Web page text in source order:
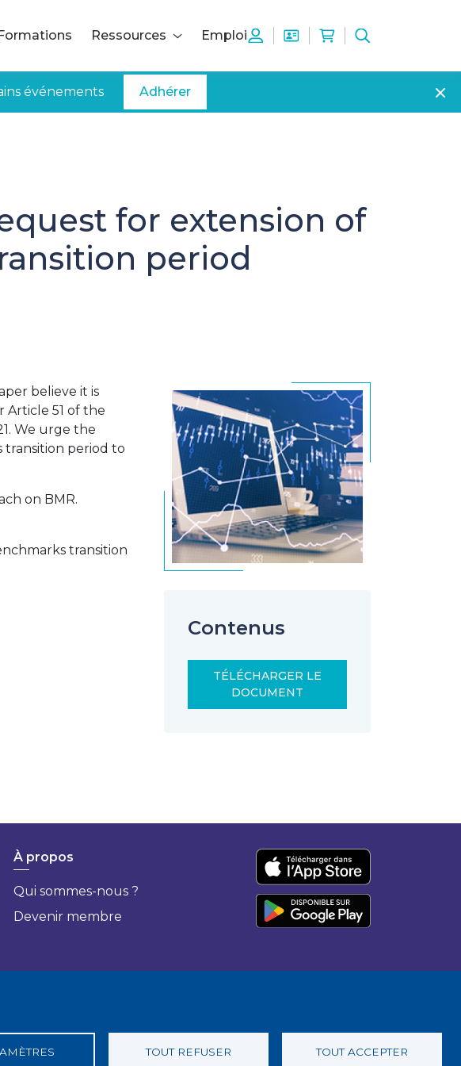
TOUT REFUSER TOUT ACCEPTER
Ressources Emploi
événements Adhérer
for extension of
period
believe it is
51 of the
We urge the
period to
on BMR.
transition
Contenus
TÉLÉCHARGER LE
DOCUMENT
À propos
Qui sommes-nous ?
Devenir membre